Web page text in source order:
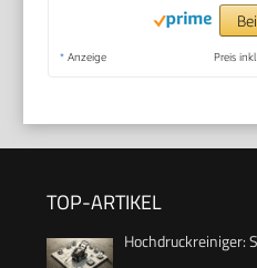
* Anzeige Preis
TOP-ARTIKEL